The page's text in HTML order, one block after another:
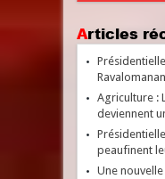
Articles
Agriculture :
deviennent
peaufinent
Une